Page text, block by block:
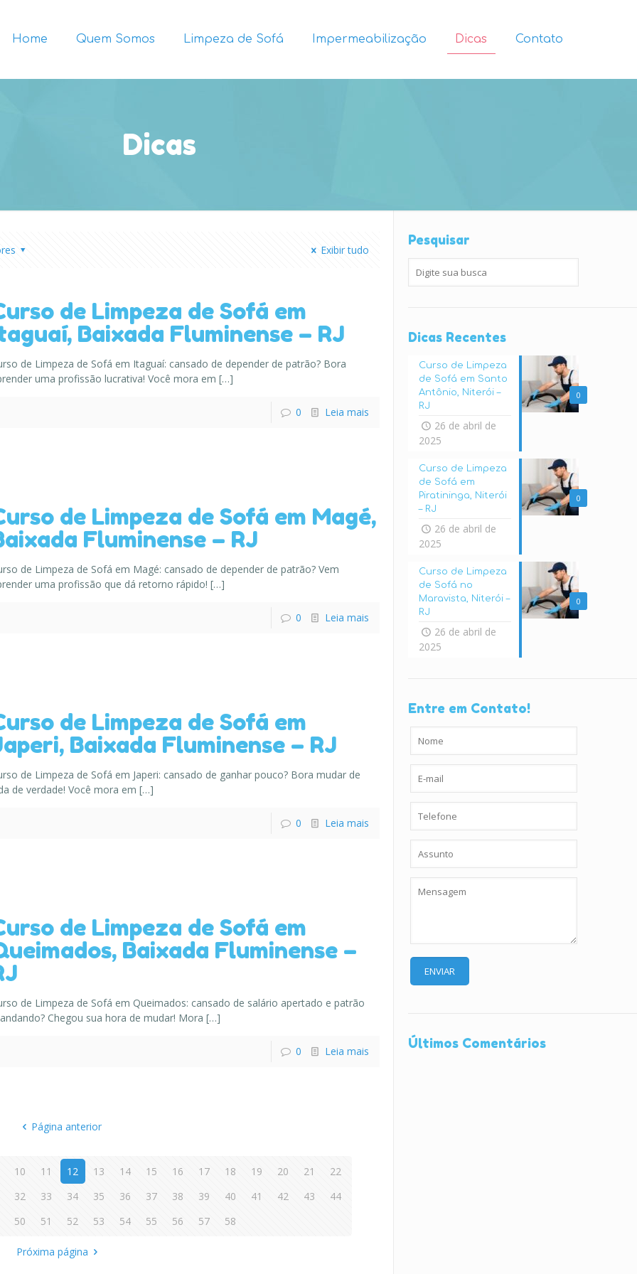
Home Quem Somos Limpeza de Sofá Impermeabilização Dicas Contato
Dicas
Exibir tudo
de Limpeza de Sofá em
Baixada Fluminense – RJ
de Limpeza de Sofá em Itaguaí: cansado de depender de patrão? Bora
uma profissão lucrativa! Você mora em […]
0 Leia mais
de Limpeza de Sofá em Magé,
Fluminense – RJ
de Limpeza de Sofá em Magé: cansado de depender de patrão? Vem
uma profissão que dá retorno rápido! […]
0 Leia mais
de Limpeza de Sofá em
Baixada Fluminense – RJ
de Limpeza de Sofá em Japeri: cansado de ganhar pouco? Bora mudar de
de verdade! Você mora em […]
0 Leia mais
de Limpeza de Sofá em
Baixada Fluminense –
de Limpeza de Sofá em Queimados: cansado de salário apertado e patrão
Chegou sua hora de mudar! Mora […]
0 Leia mais
Página anterior
10 11 12 13 14 15 16 17 18 19 20 21
22
32
33 34 35 36 37 38 39 40 41 42 43
44
50
51 52 53 54 55 56 57 58
Próxima página
Pesquisar
Dicas Recentes
0
Curso de Limpeza
de Sofá em Santo
Antônio, Niterói –
RJ
26 de abril de
2025
0
Curso de Limpeza
de Sofá em
Piratininga, Niterói
– RJ
26 de abril de
2025
0
Curso de Limpeza
de Sofá no
Maravista, Niterói –
RJ
26 de abril de
2025
Entre em Contato!
Últimos Comentários